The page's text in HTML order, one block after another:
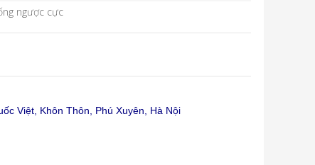
ngược cực
Việt, Khôn Thôn, Phú Xuyên, Hà Nội